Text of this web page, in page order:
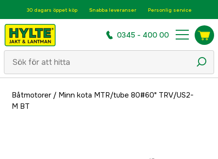
30 dagars öppet köp Snabba leveranser Personlig service
0345 - 400 00
Båtmotorer/ Minn kota MTR/tube 80#60" TRV/US2-
M BT